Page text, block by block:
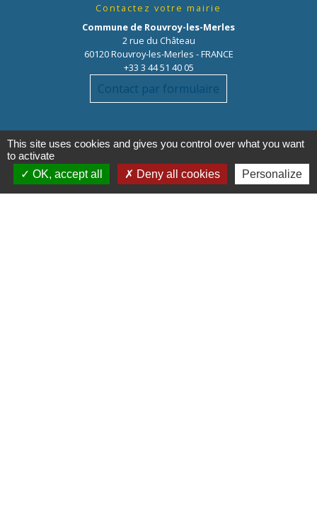
Contactez votre mairie
Commune de Rouvroy-les-Merles
2 rue du Château
60120 Rouvroy-les-Merles - FRANCE
+33 3 44 51 40 05
Contact par formulaire
Liens
This site uses cookies and gives you control over what you want
to activate
OK, accept all
Deny all cookies Personalize